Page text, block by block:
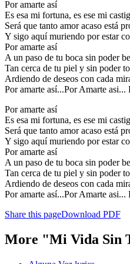
Por amarte así
Es esa mi fortuna, es ese mi
Será que tanto amor acaso está
Y sigo aquí muriendo por estar
Por amarte así
A un paso de tu boca sin poder
Tan cerca de tu piel y sin poder
Ardiendo de deseos con cada
Por amarte así...Por Amarte asi...
Por amarte así
Es esa mi fortuna, es ese mi
Será que tanto amor acaso está
Y sigo aquí muriendo por estar
Por amarte así
A un paso de tu boca sin poder
Tan cerca de tu piel y sin poder
Ardiendo de deseos con cada
Por amarte así...Por Amarte asi...
Share this pageDownload PDF
More "Mi Vida Sin